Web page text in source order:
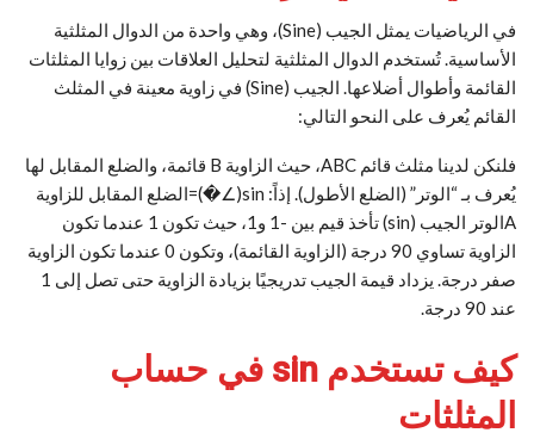
في الرياضيات يمثل الجيب (Sine)، وهي واحدة من الدوال المثلثية
الأساسية. تُستخدم الدوال المثلثية لتحليل العلاقات بين زوايا المثلثات
القائمة وأطوال أضلاعها. الجيب (Sine) في زاوية معينة في المثلث
القائم يُعرف على النحو التالي:
فلنكن لدينا مثلث قائم ABC، حيث الزاوية B قائمة، والضلع المقابل لها
يُعرف بـ “الوتر” (الضلع الأطول). إذاً: sin⁡(∠�)=الضلع المقابل للزاوية
Aالوتر الجيب (sin⁡) تأخذ قيم بين -1 و1، حيث تكون 1 عندما تكون
الزاوية تساوي 90 درجة (الزاوية القائمة)، وتكون 0 عندما تكون الزاوية
صفر درجة. يزداد قيمة الجيب تدريجيًا بزيادة الزاوية حتى تصل إلى 1
عند 90 درجة.
كيف تستخدم sin في حساب
المثلثات